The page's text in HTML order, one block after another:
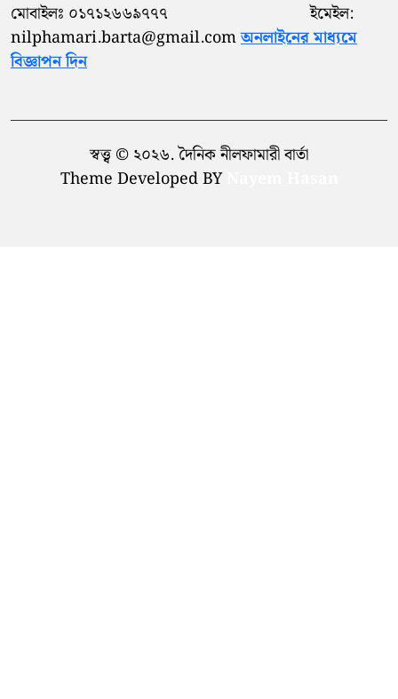
মোবাইলঃ ০১৭১২৬৬৯৭৭৭ ইমেইল:
nilphamari.barta@gmail.comঅনলাইনের মাধ্যমে
বিজ্ঞাপন দিন
স্বত্ত্ব © ২০২৬. দৈনিক নীলফামারী বার্তা
Theme Developed BY